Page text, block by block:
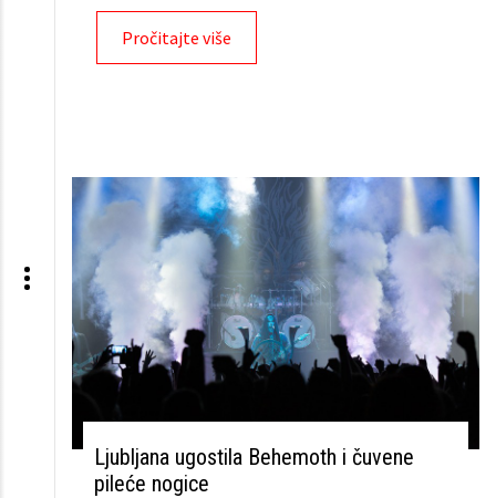
Pročitajte više
Ljubljana ugostila Behemoth i čuvene
pileće nogice